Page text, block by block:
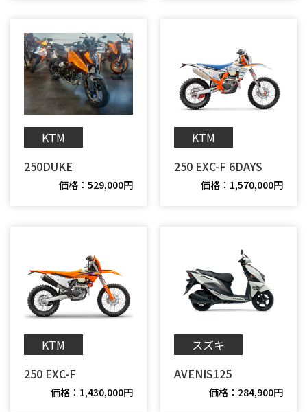
KTM
250DUKE
価格：529,000円
KTM
250 EXC-F 6DAYS
価格：1,570,000円
KTM
250 EXC-F
価格：1,430,000円
スズキ
AVENIS125
価格：284,900円